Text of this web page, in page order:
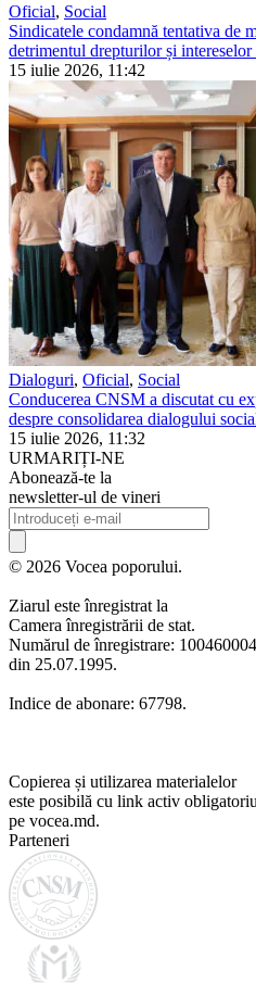
Oficial, Social
Sindicatele condamnă tentativa de
detrimentul drepturilor și
15 iulie 2026, 11:42
Dialoguri, Oficial, Social
Conducerea CNSM a discutat cu
despre consolidarea dialogului
15 iulie 2026, 11:32
URMARIȚI-NE
Abonează-te la
newsletter-ul de vineri
© 2026 Vocea poporului.
Ziarul este înregistrat la
Camera înregistrării de stat.
Numărul de înregistrare:
din 25.07.1995.
Indice de abonare: 67798.
Copierea și utilizarea materialelor
este posibilă cu link activ obligatoriu
pe vocea.md.
Parteneri